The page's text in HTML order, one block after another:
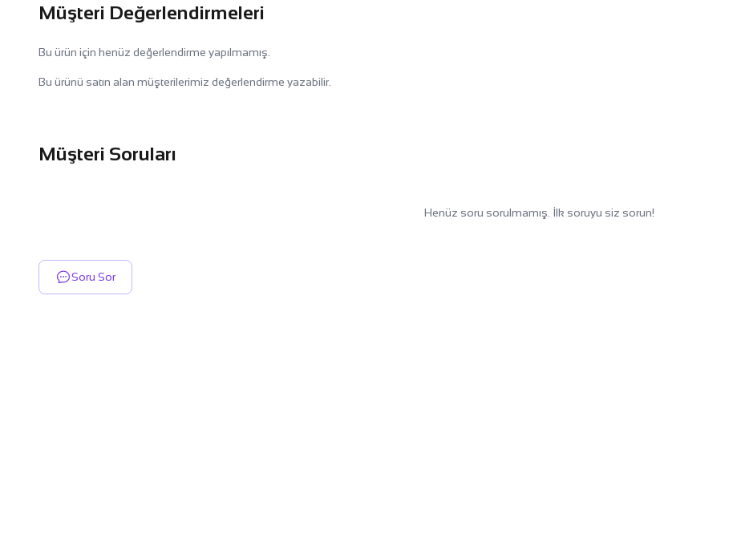
Müşteri Değerlendirmeleri
Bu ürün için henüz değerlendirme yapılmamış.
Bu ürünü satın alan müşterilerimiz değerlendirme yazabilir.
Müşteri Soruları
Henüz soru sorulmamış. İlk soruyu siz sorun!
Soru Sor